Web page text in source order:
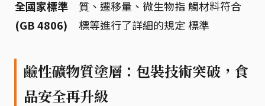
全國家標準
(GB 4806)
質、遷移量、微生物指
標等進行了詳細的規定
觸材料符合
標準
鹼性礦物質塗層：包裝技術突破，食
品安全再升級